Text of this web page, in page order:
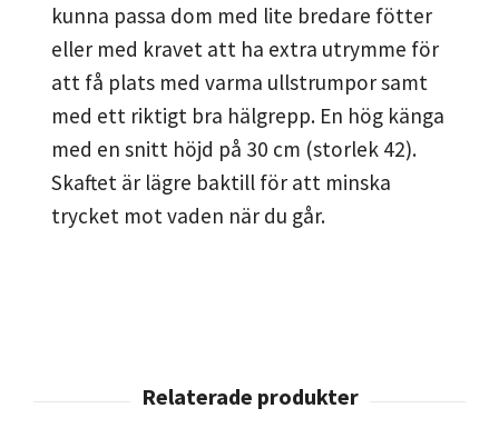
kunna passa dom med lite bredare fötter
eller med kravet att ha extra utrymme för
att få plats med varma ullstrumpor samt
med ett riktigt bra hälgrepp. En hög känga
med en snitt höjd på 30 cm (storlek 42).
Skaftet är lägre baktill för att minska
trycket mot vaden när du går.